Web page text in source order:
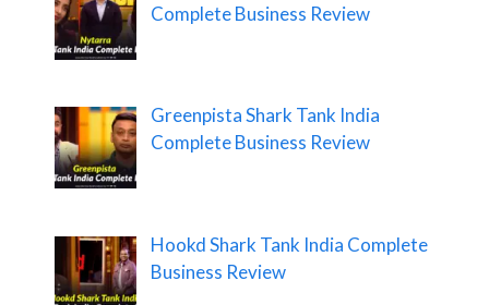
Complete Business Review
Greenpista Shark Tank India
Complete Business Review
Hookd Shark Tank India Complete
Business Review